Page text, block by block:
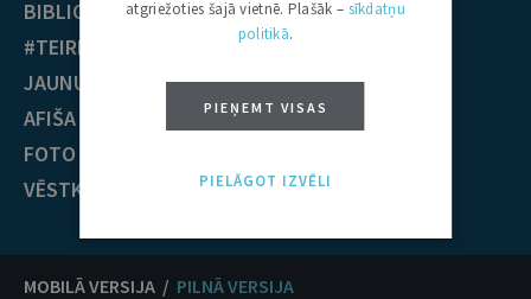
BIBLIOTĒKA
#TEIRDARBS
JAUNUMI
AFIŠA
FOTO / VIDEO
VĒSTKOPA
Krimināltiesības
TIESĪBU PRAKSE
EST nolēmumi
ECT nolēmumi
MOBILĀ VERSIJA / PILNĀ VERSIJA
atgriežoties šajā vietnē. Plašāk – sīkdatņu
politikā.
PIEŅEMT VISAS
PIELĀGOT IZVĒLI